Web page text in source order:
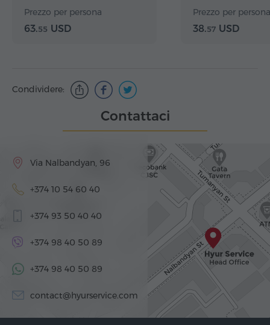
Prezzo per persona
63.55 USD
Prezzo per persona
38.57 USD
Condividere:
Contattaci
Via Nalbandyan, 96
+374 10 54 60 40
+374 93 50 40 40
+374 98 40 50 89
+374 98 40 50 89
contact@hyurservice.com